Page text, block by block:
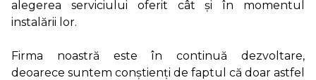
alegerea serviciului oferit cât și în momentul
instalării lor.
Firma noastră este în continuă dezvoltare,
deoarece suntem conștienți de faptul că doar astfel